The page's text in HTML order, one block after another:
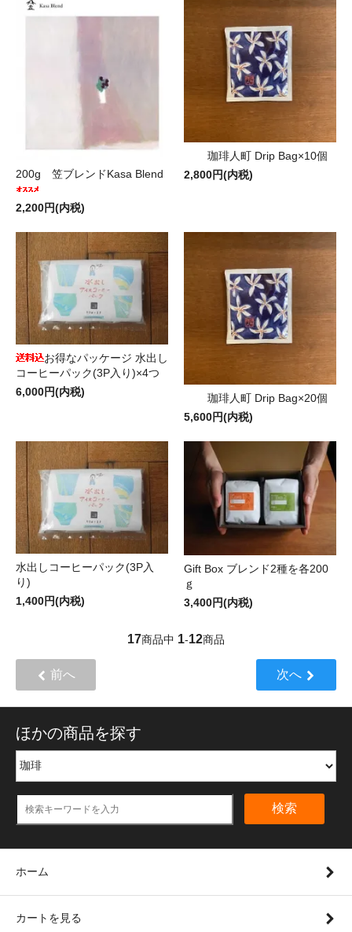
200g 笠ブレンドKasa Blend
2,200円(内税)
珈琲人町 Drip Bag×10個
2,800円(内税)
お得なパッケージ 水出し
コーヒーパック(3P入り)×4つ
6,000円(内税)
珈琲人町 Drip Bag×20個
5,600円(内税)
水出しコーヒーパック(3P入
り)
1,400円(内税)
Gift Box ブレンド2種を各200
ｇ
3,400円(内税)
17商品中 1-12商品
前へ 次へ
ほかの商品を探す
検索
ホーム
カートを見る